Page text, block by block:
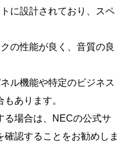
に設計されており、スペ
の性能が良く、音質の良
ル機能や特定のビジネス
あります。
る場合は、NECの公式サ
認することをお勧めしま